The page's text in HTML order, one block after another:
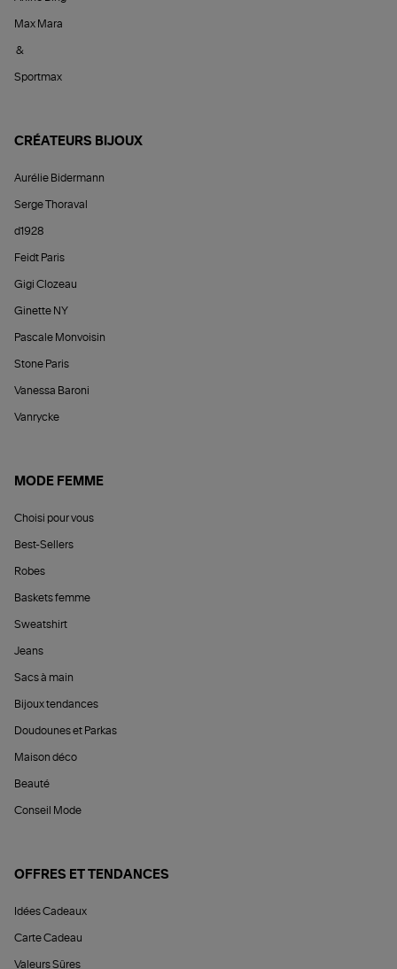
Max Mara
&
Sportmax
CRÉATEURS BIJOUX
Aurélie Bidermann
Serge Thoraval
d1928
Feidt Paris
Gigi Clozeau
Ginette NY
Pascale Monvoisin
Stone Paris
Vanessa Baroni
Vanrycke
MODE FEMME
Choisi pour vous
Best-Sellers
Robes
Baskets femme
Sweatshirt
Jeans
Sacs à main
Bijoux tendances
Doudounes et Parkas
Maison déco
Beauté
Conseil Mode
OFFRES ET TENDANCES
Idées Cadeaux
Carte Cadeau
Valeurs Sûres